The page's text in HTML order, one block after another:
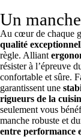
Un
Au cœur de chaque
qualité
règle. Alliant
résister à l’épreuve
confortable et sûre.
garantissent une
rigueurs de la
seulement vous
manche robuste et
entre performance